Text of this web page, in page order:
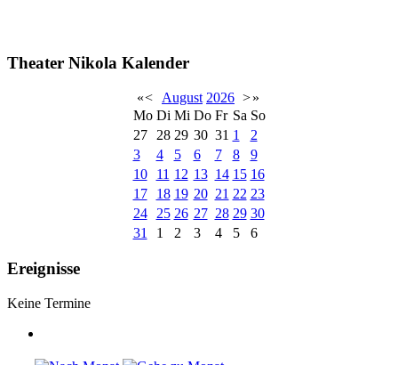
Theater Nikola Kalender
«< August 2026 >»
Mo Di Mi Do Fr Sa So
27
28 29 30 31 1
2
3
4 5 6 7 8
9
10
11 12 13 14 15 16
17
18 19 20 21 22 23
24
25 26 27 28 29 30
31
1 2 3 4 5 6
Ereignisse
Keine Termine